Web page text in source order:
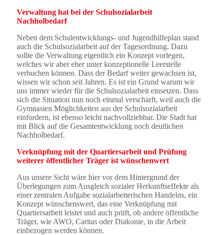
Verwaltung hat bei der Schulsozialarbeit
Nachholbedarf
Neben dem Schulentwicklungs- und Jugendhilfeplan stand
auch die Schulsozialarbeit auf der Tagesordnung. Dazu
sollte die Verwaltung eigentlich ein Konzept vorlegen,
welches wir aber eher unter konzeptionelle Leerstelle
verbuchen können. Dass der Bedarf weiter gewachsen ist,
wissen wir schon seit Jahren. Es ist ein Grund warum wir
uns immer wieder für die Schulsozialarbeit einsetzen. Dass
sich die Situation nun noch einmal verschärft, weil auch die
Gymnasien Möglichkeiten aus der Schulsozialarbeit
einfordern, ist ebenso leicht nachvollziehbar. Die Stadt hat
mit Blick auf die Gesamtentwicklung noch deutlichen
Nachholbedarf.
Verknüpfung mit der Quartiersarbeit und Prüfung
weiterer öffentlicher Träger ist wünschenwert
Aus unsere Sicht wäre hier vor dem Hintergrund der
Überlegungen zum Ausgleich sozialer Herkunftseffekte als
einer zentralen Aufgabe sozialarbeiterischen Handelns, ein
Konzept wünschenswert, das eine Verknüpfung mit
Quartiersarbeit leistet und auch prüft, ob andere öffentliche
Träger, wie AWO, Caritas oder Diakonie, in die Arbeit
einbezogen werden können.